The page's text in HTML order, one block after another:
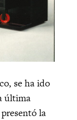
se ha ido
última
la